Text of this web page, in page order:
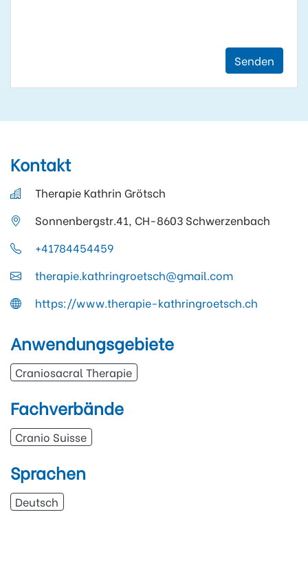
Senden
Kontakt
Therapie Kathrin Grötsch
Sonnenbergstr.41, CH-8603 Schwerzenbach
+41784454459
therapie.kathringroetsch@gmail.com
https://www.therapie-kathringroetsch.ch
Anwendungsgebiete
Craniosacral Therapie
Fachverbände
Cranio Suisse
Sprachen
Deutsch